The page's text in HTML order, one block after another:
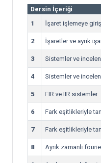
Dersin İçeriği
1
İşaret işlemeye giriş
2 İşaretler ve ayrık
3 Sistemler ve
4 Sistemler ve
5 FIR ve IIR sistemler
6 Fark eşitlikleriyle
7 Fark eşitlikleriyle
8 Ayrık zamanlı